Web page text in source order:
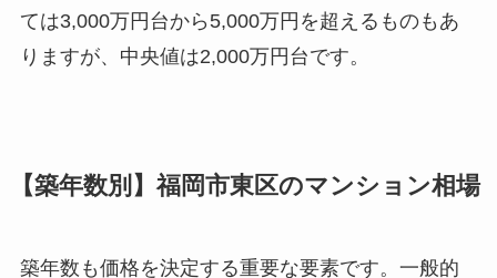
ては3,000万円台から5,000万円を超えるものもあ
りますが、中央値は2,000万円台です。
【築年数別】福岡市東区のマンション相場
築年数も価格を決定する重要な要素です。一般的